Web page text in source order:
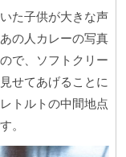
た子供が大きな声
の人カレーの写真
で、ソフトクリー
せてあげることに
トルトの中間地点
。